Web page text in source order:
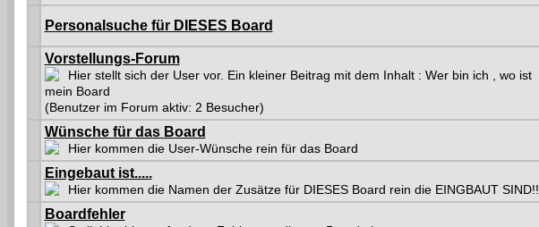
Personalsuche für DIESES Board
Vorstellungs-Forum
Hier stellt sich der User vor. Ein kleiner Beitrag mit dem Inhalt : Wer bin ich , wo ist
mein Board
(Benutzer im Forum aktiv: 2 Besucher)
Wünsche für das Board
Hier kommen die User-Wünsche rein für das Board
Eingebaut ist.....
Hier kommen die Namen der Zusätze für DIESES Board rein die EINGBAUT SIND!!
Boardfehler